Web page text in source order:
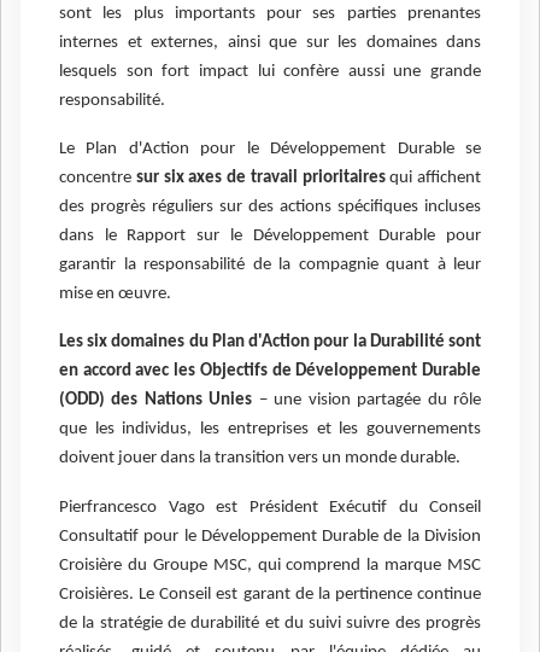
sont les plus importants pour ses parties prenantes
internes et externes, ainsi que sur les domaines dans
lesquels son fort impact lui confère aussi une grande
responsabilité.
Le Plan d'Action pour le Développement Durable se
concentre sur six axes de travail prioritairesqui affichent
des progrès réguliers sur des actions spécifiques incluses
dans le Rapport sur le Développement Durable pour
garantir la responsabilité de la compagnie quant à leur
mise en œuvre.
Les six domaines du Plan d'Action pour la Durabilité sont
en accord avec les Objectifs de Développement Durable
(ODD) des Nations Unies – une vision partagée du rôle
que les individus, les entreprises et les gouvernements
doivent jouer dans la transition vers un monde durable.
Pierfrancesco Vago est Président Exécutif du Conseil
Consultatif pour le Développement Durable de la Division
Croisière du Groupe MSC, qui comprend la marque MSC
Croisières. Le Conseil est garant de la pertinence continue
de la stratégie de durabilité et du suivi suivre des progrès